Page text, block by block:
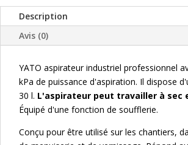
Description
Avis (0)
YATO aspirateur industriel professionnel
kPa de puissance d'aspiration. Il dispose
30 l. L'aspirateur peut travailler à sec
Équipé d'une fonction de soufflerie.
Conçu pour être utilisé sur les chantiers,